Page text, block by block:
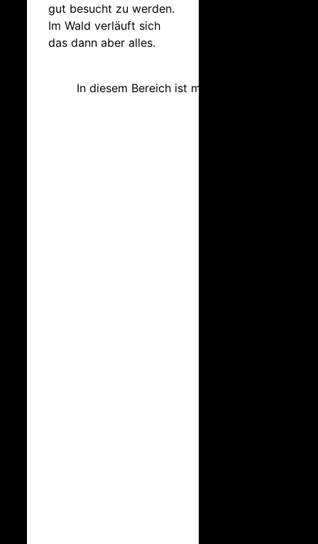
gut besucht zu werden.
Im Wald verläuft sich
das dann aber alles.
In diesem Bereich ist man unterwegs…